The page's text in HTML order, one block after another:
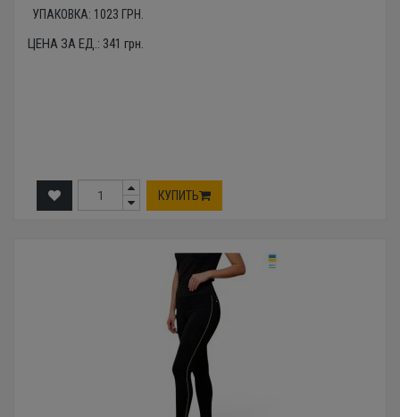
УПАКОВКА: 1023 ГРН.
ЦЕНА ЗА ЕД.: 341 грн.
КУПИТЬ